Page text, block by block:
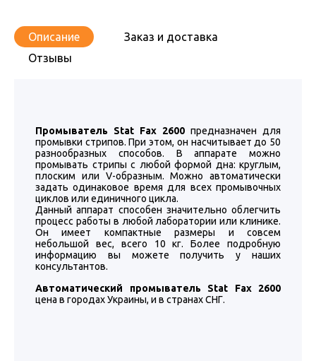
Описание
Заказ и доставка
Отзывы
Промыватель Stat Fax 2600 предназначен для
промывки стрипов. При этом, он насчитывает до 50
разнообразных способов. В аппарате можно
промывать стрипы с любой формой дна: круглым,
плоским или V-образным. Можно автоматически
задать одинаковое время для всех промывочных
циклов или единичного цикла.
Данный аппарат способен значительно облегчить
процесс работы в любой лаборатории или клинике.
Он имеет компактные размеры и совсем
небольшой вес, всего 10 кг. Более подробную
информацию вы можете получить у наших
консультантов.
Автоматический промыватель Stat Fax 2600
цена в городах Украины, и в странах СНГ.